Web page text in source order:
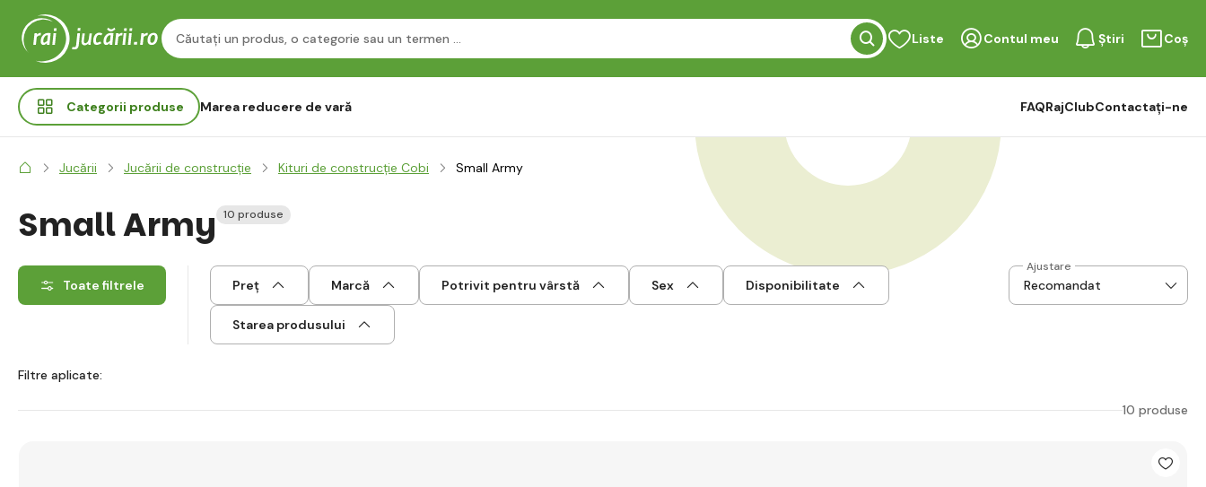
Liste Contul meu Știri Coș
Categorii produse Marea reducere de vară FAQRajClubContactați-ne
Jucării Jucării de construcție Kituri de construcție Cobi Small Army
Small Army 10 produse
Toate filtrele Preț Marcă Potrivit pentru vârstă Sex Disponibilitate
Starea produsului
Ajustare
Filtre aplicate:
10 produse